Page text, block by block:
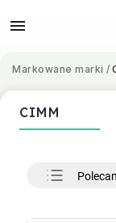
Markowane marki /
CIMM